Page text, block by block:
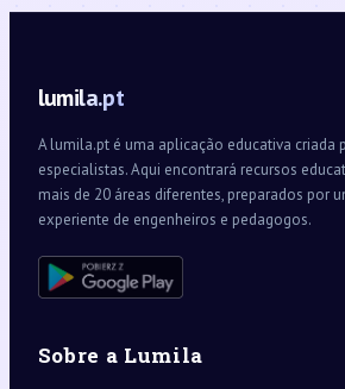
lumila.pt
A lumila.pt é uma aplicação educativa criada
especialistas. Aqui encontrará recursos
mais de 20 áreas diferentes, preparados por
experiente de engenheiros e pedagogos.
Sobre a Lumila